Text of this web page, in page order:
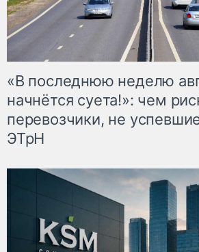
«В последнюю неделю
начнётся суета!»: чем
перевозчики, не
ЭТрН